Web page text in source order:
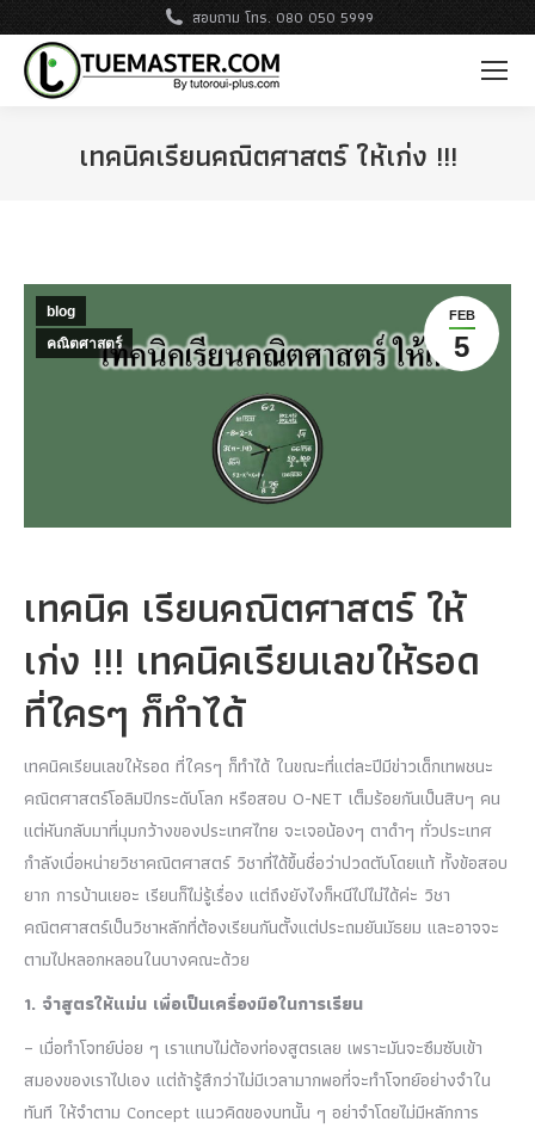
สอบถาม โทร. 080 050 5999
เทคนิคเรียนคณิตศาสตร์ ให้เก่ง !!!
FEB
5
blog
คณิตศาสตร์
เทคนิค เรียนคณิตศาสตร์ ให้
เก่ง !!! เทคนิคเรียนเลขให้รอด
ที่ใครๆ ก็ทำได้
เทคนิคเรียนเลขให้รอด ที่ใครๆ ก็ทำได้ ในขณะที่แต่ละปีมีข่าวเด็กเทพชนะ
คณิตศาสตร์โอลิมปิกระดับโลก หรือสอบ O-NET เต็มร้อยกันเป็นสิบๆ คน
แต่หันกลับมาที่มุมกว้างของประเทศไทย จะเจอน้องๆ ตาดำๆ ทั่วประเทศ
กำลังเบื่อหน่ายวิชาคณิตศาสตร์ วิชาที่ได้ขึ้นชื่อว่าปวดตับโดยแท้ ทั้งข้อสอบ
ยาก การบ้านเยอะ เรียนก็ไม่รู้เรื่อง แต่ถึงยังไงก็หนีไปไม่ได้ค่ะ วิชา
คณิตศาสตร์เป็นวิชาหลักที่ต้องเรียนกันตั้งแต่ประถมยันมัธยม และอาจจะ
ตามไปหลอกหลอนในบางคณะด้วย
1. จำสูตรให้แม่น เพื่อเป็นเครื่องมือในการเรียน
– เมื่อทำโจทย์บ่อย ๆ เราแทบไม่ต้องท่องสูตรเลย เพราะมันจะซึมซับเข้า
สมองของเราไปเอง แต่ถ้ารู้สึกว่าไม่มีเวลามากพอที่จะทำโจทย์อย่างจำใน
ทันที ให้จำตาม Concept แนวคิดของบทนั้น ๆ อย่าจำโดยไม่มีหลักการ